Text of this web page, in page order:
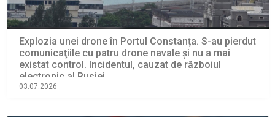
Explozia unei drone în Portul Constanța. S-au pierdut
comunicaţiile cu patru drone navale şi nu a mai
existat control. Incidentul, cauzat de războiul
electronic al Rusiei
03.07.2026